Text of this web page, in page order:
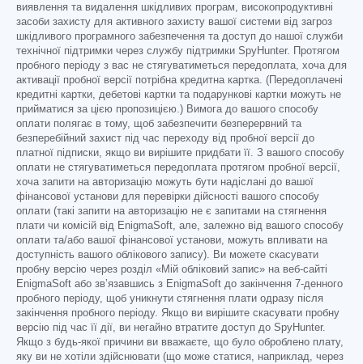
виявлення та видалення шкідливих програм, високопродуктивні
засоби захисту для активного захисту вашої системи від загроз
шкідливого програмного забезпечення та доступ до нашої служби
технічної підтримки через службу підтримки SpyHunter. Протягом
пробного періоду з вас не стягуватиметься передоплата, хоча для
активації пробної версії потрібна кредитна картка. (Передоплачені
кредитні картки, дебетові картки та подарункові картки можуть не
прийматися за цією пропозицією.) Вимога до вашого способу
оплати полягає в тому, щоб забезпечити безперервний та
безперебійний захист під час переходу від пробної версії до
платної підписки, якщо ви вирішите придбати її. З вашого способу
оплати не стягуватиметься передоплата протягом пробної версії,
хоча запити на авторизацію можуть бути надіслані до вашої
фінансової установи для перевірки дійсності вашого способу
оплати (такі запити на авторизацію не є запитами на стягнення
плати чи комісій від EnigmaSoft, але, залежно від вашого способу
оплати та/або вашої фінансової установи, можуть впливати на
доступність вашого облікового запису). Ви можете скасувати
пробну версію через розділ «Мій обліковий запис» на веб-сайті
EnigmaSoft або зв’язавшись з EnigmaSoft до закінчення 7-денного
пробного періоду, щоб уникнути стягнення плати одразу після
закінчення пробного періоду. Якщо ви вирішите скасувати пробну
версію під час її дії, ви негайно втратите доступ до SpyHunter.
Якщо з будь-якої причини ви вважаєте, що було оброблено плату,
яку ви не хотіли здійснювати (що може статися, наприклад, через